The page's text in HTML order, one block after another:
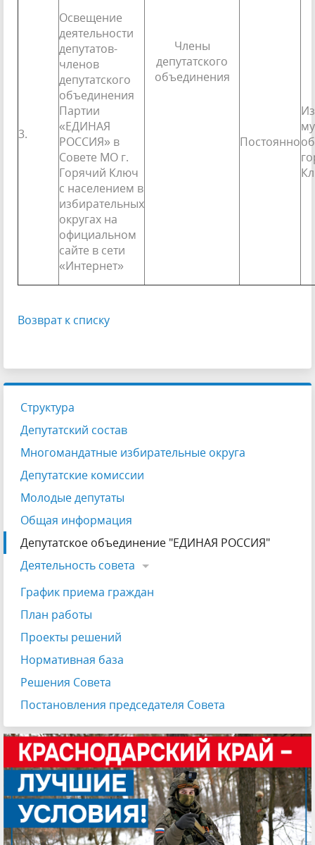
3.
Освещение
деятельности
депута­тов-
членов
депутатского
объединения
Партии
«ЕДИНАЯ
РОССИЯ» в
Совете МО г.
Горячий Ключ
с населением в
избирательных
округах на
офици­альном
сайте в сети
«Интернет»
Члены
депутатского
объединения
Постоянно
Возврат к списку
Структура
Депутатский состав
Многомандатные избирательные округа
Депутатские комиссии
Молодые депутаты
Общая информация
Депутатское объединение "ЕДИНАЯ РОССИЯ"
Деятельность совета
График приема граждан
План работы
Проекты решений
Нормативная база
Решения Совета
Постановления председателя Совета